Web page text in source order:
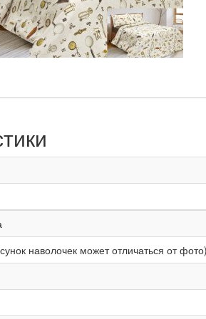
наволочек может отличаться от